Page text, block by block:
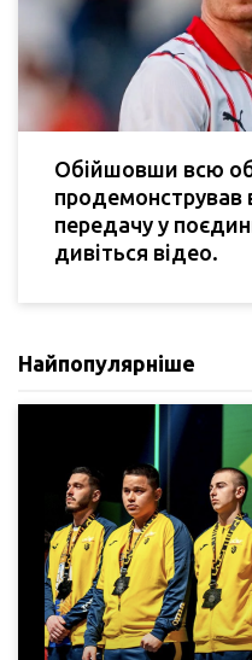
Обійшовши всю
продемонстрував
передачу у
дивіться відео.
Найпопулярніше